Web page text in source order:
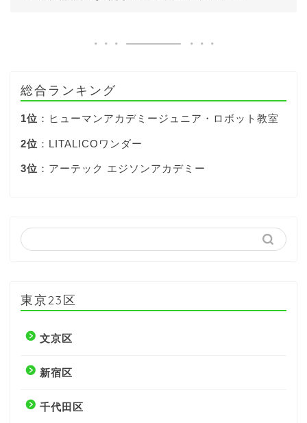
総合ランキング
1位 ：ヒューマンアカデミージュニア・ロボット教室
2位 ：LITALICOワンダー
3位 ：アーテック エジソンアカデミー
東京23区
文京区
新宿区
千代田区